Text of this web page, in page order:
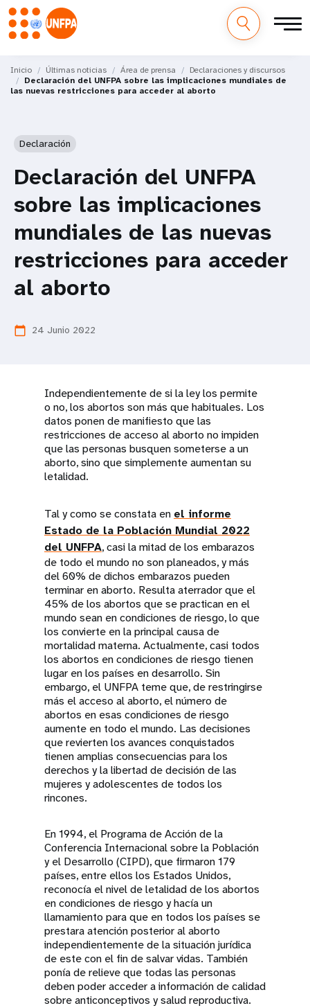
contenido
principal
M
a
Inicio Últimas noticias Área de prensa
Declaraciones y discursos
Declaración del UNFPA sobre las implicaciones mundiales de
las nuevas restricciones para acceder al aborto
Declaración
Declaración del UNFPA
sobre las implicaciones
mundiales de las nuevas
restricciones para acceder
al aborto
calendar_today 24 Junio 2022
Independientemente de si la ley los permite
o no, los abortos son más que habituales. Los
datos ponen de manifiesto que las
restricciones de acceso al aborto no impiden
que las personas busquen someterse a un
aborto, sino que simplemente aumentan su
letalidad.
Tal y como se constata en el informe
Estado de la Población Mundial 2022
del UNFPA, casi la mitad de los embarazos
de todo el mundo no son planeados, y más
del 60% de dichos embarazos pueden
terminar en aborto. Resulta aterrador que el
45% de los abortos que se practican en el
mundo sean en condiciones de riesgo, lo que
los convierte en la principal causa de
mortalidad materna. Actualmente, casi todos
los abortos en condiciones de riesgo tienen
lugar en los países en desarrollo. Sin
embargo, el UNFPA teme que, de restringirse
más el acceso al aborto, el número de
abortos en esas condiciones de riesgo
aumente en todo el mundo. Las decisiones
que revierten los avances conquistados
tienen amplias consecuencias para los
derechos y la libertad de decisión de las
mujeres y adolescentes de todos los
rincones.
En 1994, el Programa de Acción de la
Conferencia Internacional sobre la Población
y el Desarrollo (CIPD), que firmaron 179
países, entre ellos los Estados Unidos,
reconocía el nivel de letalidad de los abortos
en condiciones de riesgo y hacía un
llamamiento para que en todos los países se
prestara atención posterior al aborto
independientemente de la situación jurídica
de este con el fin de salvar vidas. También
ponía de relieve que todas las personas
deben poder acceder a información de calidad
sobre anticonceptivos y salud reproductiva.